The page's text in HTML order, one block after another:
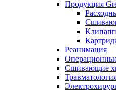
Продукция
Реанимация
Сшивающие